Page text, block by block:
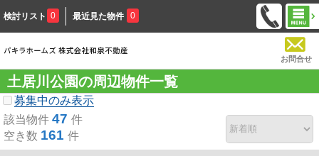
検討リスト 0 最近見た物件 0
お問合せ
土居川公園の周辺物件一覧
募集中のみ表示
該当物件 47 件
空き数 161 件